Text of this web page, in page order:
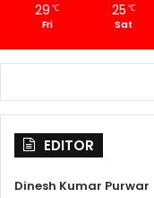
29 ℃
Fri
25 ℃
Sat
EDITOR
Dinesh Kumar Purwar